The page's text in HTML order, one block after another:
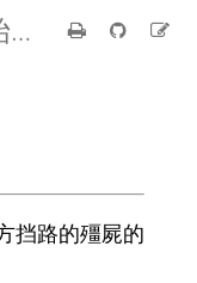
Re：从零开始的异世界生活
挡路的殭屍的